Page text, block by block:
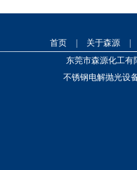
首页 关于森源
东莞市森源化工有
不锈钢电解抛光设